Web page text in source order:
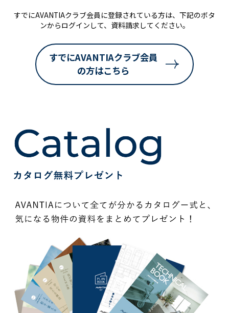
すでにAVANTIAクラブ会員に登録されている方は、下記のボタ
ンからログインして、資料請求してください。
すでにAVANTIAクラブ会員
の方はこちら